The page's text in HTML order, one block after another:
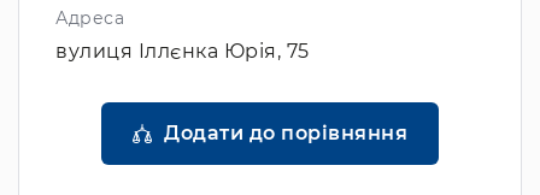
Адреса
вулиця Іллєнка Юрія, 75
Додати до порівняння